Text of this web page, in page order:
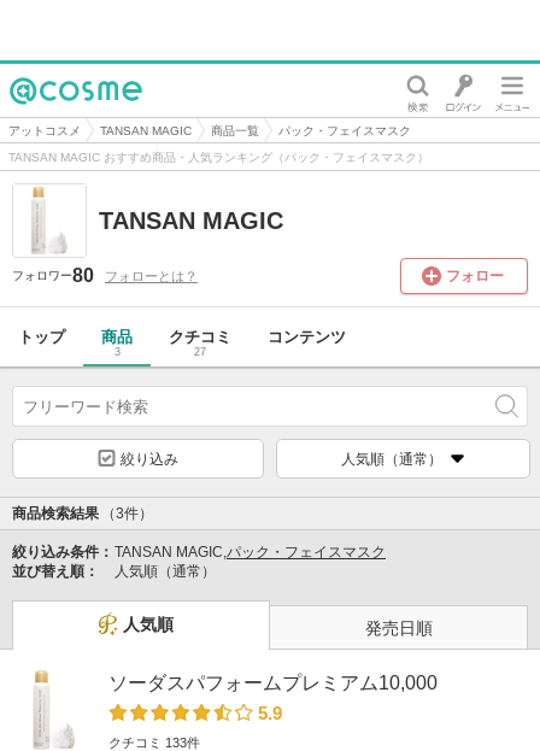
@cosme
アットコスメ TANSAN MAGIC 商品一覧
パック・フェイスマスク
TANSAN MAGIC おすすめ商品・人気ランキング（パック・フェイスマスク）
TANSAN MAGIC
フォロワー80 フォローとは？ フォロー
トップ 商品
3
クチコミ
27
コンテンツ
絞り込み 人気順（通常）
商品検索結果 （3件）
絞り込み条件： TANSAN MAGIC,パック・フェイスマスク
並び替え順：
人気順（通常）
人気順 発売日順
ソーダスパフォームプレミアム10,000
5.9
クチコミ 133件